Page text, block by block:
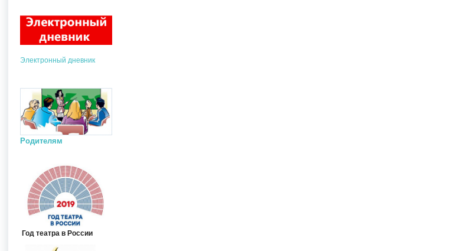
Электронный дневник
Родителям
Год театра в России